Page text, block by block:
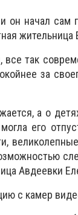
он начал сам
жительница
все так
за
а о
его
Авдеевки
с камер